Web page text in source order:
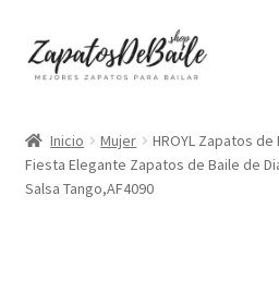
Ir
a
Ir
al
Hombre
Inicio Mujer
HROYL Zapatos
Fiesta Elegante Zapatos de Baile de
Salsa Tango,AF4090